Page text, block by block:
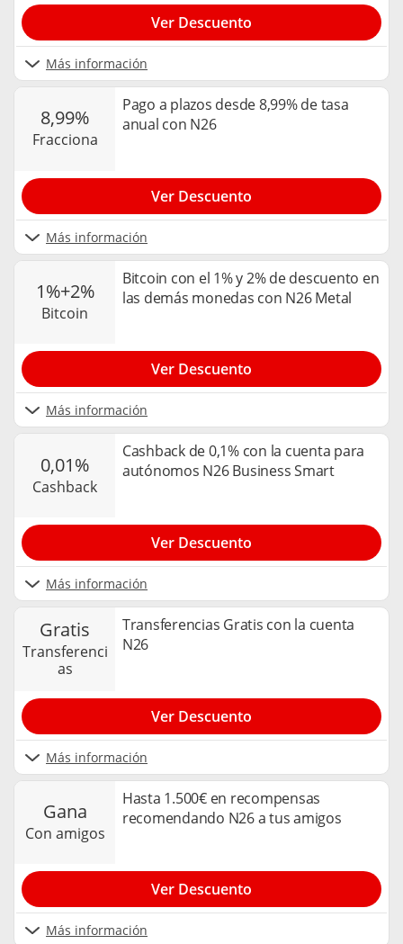
Más información
Ver Descuento
8,99%
fracciona
Pago a plazos desde 8,99% de tasa
anual con N26
Más información
Ver Descuento
1%+2%
bitcoin
Bitcoin con el 1% y 2% de descuento en
las demás monedas con N26 Metal
Más información
Ver Descuento
0,01%
cashback
Cashback de 0,1% con la cuenta para
autónomos N26 Business Smart
Más información
Ver Descuento
gratis
transferenci
as
Transferencias Gratis con la cuenta
N26
Más información
Ver Descuento
gana
con amigos
Hasta 1.500€ en recompensas
recomendando N26 a tus amigos
Más información
Ver Descuento